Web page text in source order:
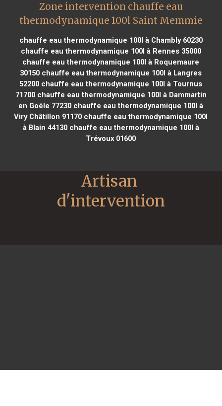
Zone intervention chauffe eau
thermodynamique 100l Saint Memmie
chauffe eau thermodynamique 100l à Chambly 60230
chauffe eau thermodynamique 100l à Rennes 35000
chauffe eau thermodynamique 100l à Roquemaure
30150 chauffe eau thermodynamique 100l à Langres
52200 chauffe eau thermodynamique 100l à Tournus
71700chauffe eau thermodynamique 100l à Dammartin
en Goële 77230 chauffe eau thermodynamique 100l à
Viry Châtillon 91170 chauffe eau thermodynamique 100l
à Blain 44130chauffe eau thermodynamique 100l à
Trévoux 01600
Artisan
d'intervention